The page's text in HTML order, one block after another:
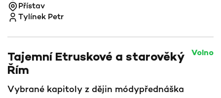
Přístav
Tylínek Petr
Tajemní Etruskové a starověký
Řím
Volno
Vybrané kapitoly z dějin módypřednáška